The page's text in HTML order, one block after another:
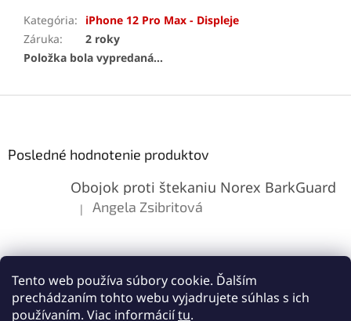
Tento web používa súbory cookie. Ďalším
prechádzaním tohto webu vyjadrujete súhlas s ich
používaním. Viac informáciítu.
Kategória:
iPhone 12 Pro Max - Displeje
Záruka:
2 roky
Položka bola vypredaná…
Posledné hodnotenie produktov
Obojok proti štekaniu Norex BarkGuard
Hodnotenie produktu je 5 z 5 hviezdičiek.
| Angela Zsibritová